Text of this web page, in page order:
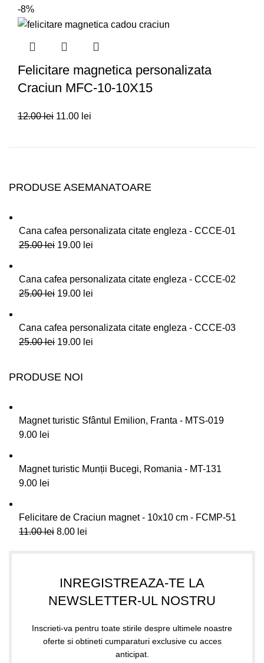
-8%
Felicitare magnetica personalizata
Craciun MFC-10-10X15
12.00lei 11.00 lei
PRODUSE ASEMANATOARE
Cana cafea personalizata citate engleza - CCCE-01
25.00lei 19.00 lei
Cana cafea personalizata citate engleza - CCCE-02
25.00lei 19.00 lei
Cana cafea personalizata citate engleza - CCCE-03
25.00lei 19.00 lei
PRODUSE NOI
Magnet turistic Sfântul Emilion, Franta - MTS-019
9.00 lei
Magnet turistic Munții Bucegi, Romania - MT-131
9.00 lei
Felicitare de Craciun magnet - 10x10 cm - FCMP-51
11.00lei 8.00 lei
INREGISTREAZA-TE LA
NEWSLETTER-UL NOSTRU
Inscrieti-va pentru toate stirile despre ultimele noastre
oferte si obtineti cumparaturi exclusive cu acces
anticipat.